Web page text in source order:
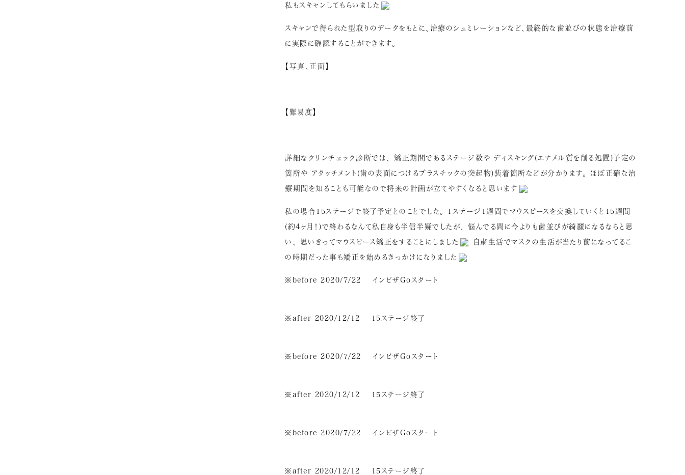
私もスキャンしてもらいました
スキャンで得られた型取りのデータをもとに、治療のシュミレーションなど、最終的な歯並びの状態を治療前
に実際に確認することができます。
【写真、正面】
【難易度】
詳細なクリンチェック診断では、 矯正期間であるステージ数や ディスキング(エナメル質を削る処置)予定の
箇所や アタッチメント(歯の表面につけるプラスチックの突起物)装着箇所などが分かります。 ほぼ正確な治
療期間を知ることも可能なので将来の計画が立てやすくなると思います
私の場合15ステージで終了予定とのことでした。 1ステージ1週間でマウスピースを交換していくと15週間
(約4ヶ月！)で終わるなんて私自身も半信半疑でしたが、 悩んでる間に今よりも歯並びが綺麗になるならと思
い、 思いきってマウスピース矯正をすることにしました
自粛生活でマスクの生活が当たり前になってるこ
の時期だった事も矯正を始めるきっかけになりました
※before 2020/7/22 インビザGoスタート
※after 2020/12/12 15ステージ終了
※before 2020/7/22 インビザGoスタート
※after 2020/12/12 15ステージ終了
※before 2020/7/22 インビザGoスタート
※after 2020/12/12 15ステージ終了